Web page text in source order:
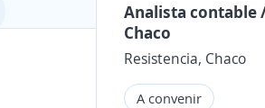
Analista contable
Chaco
Resistencia, Chaco
A convenir